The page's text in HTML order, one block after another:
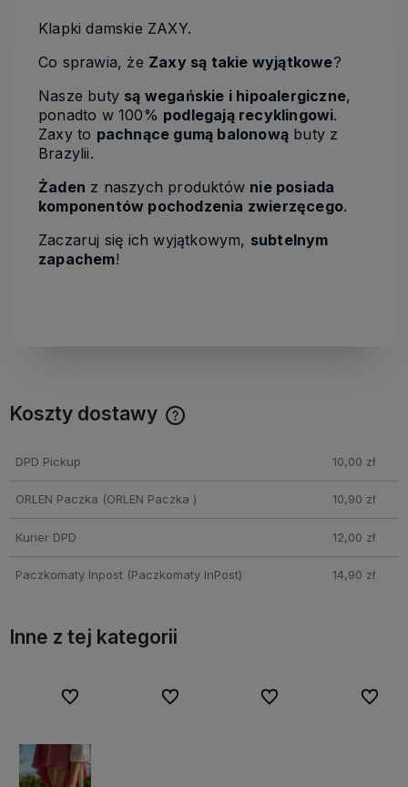
Klapki damskie ZAXY.
Co sprawia, że Zaxy są takie wyjątkowe?
Nasze buty są wegańskie i hipoalergiczne,
ponadto w 100% podlegają recyklingowi.
Zaxy to pachnące gumą balonową buty z
Brazylii.
Żaden z naszych produktów nie posiada
komponentów pochodzenia zwierzęcego.
Zaczaruj się ich wyjątkowym, subtelnym
zapachem!
Koszty dostawy
DPD Pickup 10,00 zł
ORLEN Paczka (ORLEN Paczka ) 10,90 zł
Kurier DPD 12,00 zł
Paczkomaty Inpost(Paczkomaty InPost) 14,90 zł
Inne z tej kategorii
Do ulubionych
Do ulubionych Do ulubionych
Do ulubionych Do ulubionych
Do ulubionych Do
Do